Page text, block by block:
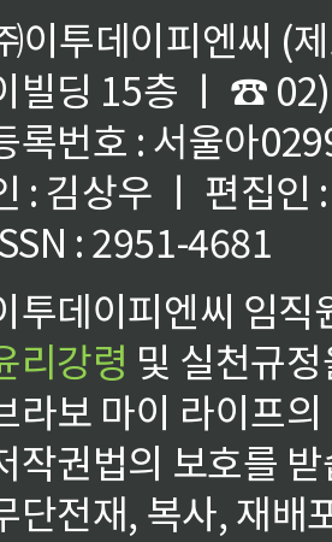
이투데이피엔씨 (
빌딩 15층 ㅣ ☎
록번호 : 서울아
: 김상우 ㅣ 편집인
: 2951-4681
투데이피엔씨 임
리강령 및 실천규
라보 마이 라이프
작권법의 보호를
단전재, 복사, 재배